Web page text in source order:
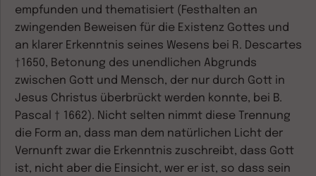
empfunden und thematisiert (Festhalten an
zwingenden Beweisen für die Existenz Gottes und
an klarer Erkenntnis seines Wesens bei R. Descartes
†1650, Betonung des unendlichen Abgrunds
zwischen Gott und Mensch, der nur durch Gott in
Jesus Christus überbrückt werden konnte, bei B.
Pascal † 1662). Nicht selten nimmt diese Trennung
die Form an, dass man dem natürlichen Licht der
Vernunft zwar die Erkenntnis zuschreibt, dass Gott
ist, nicht aber die Einsicht, wer er ist, so dass sein